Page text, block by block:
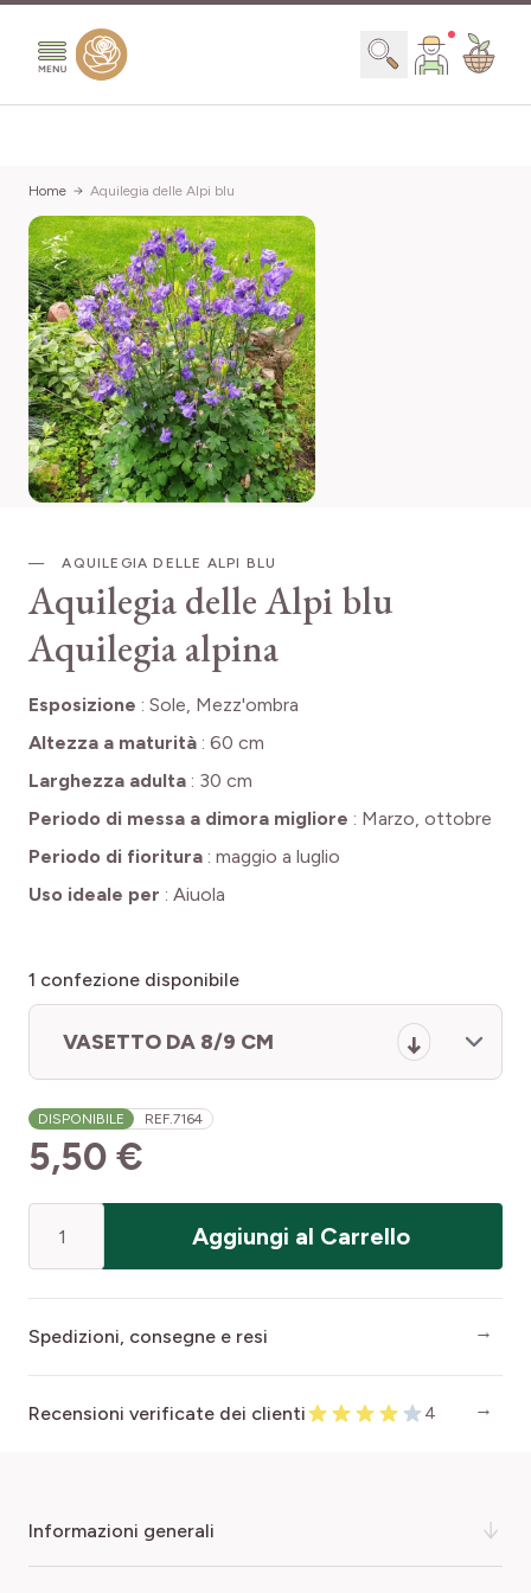
Search
Home Aquilegia delle Alpi blu
AQUILEGIA DELLE ALPI BLU
Aquilegia delle Alpi blu
Aquilegia alpina
Esposizione : Sole, Mezz'ombra
Altezza a maturità : 60 cm
Larghezza adulta : 30 cm
Periodo di messa a dimora migliore : Marzo, ottobre
Periodo di fioritura : maggio a luglio
Uso ideale per : Aiuola
1 confezione disponibile
VASETTO DA 8/9 CM
DISPONIBILE REF.7164
5,50 €
Aggiungi al Carrello
Spedizioni, consegne e resi
Recensioni verificate dei clienti 4
informazioni generali